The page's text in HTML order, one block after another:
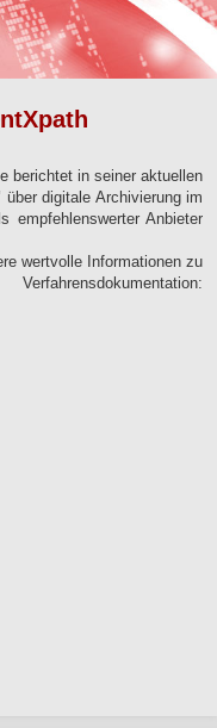
berichtet in seiner aktuellen
digitale Archivierung im
empfehlenswerter Anbieter
wertvolle Informationen zu